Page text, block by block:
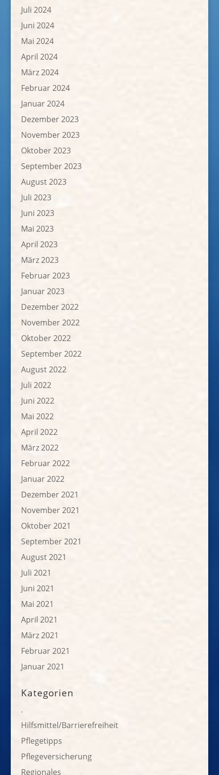
Juli 2024
Juni 2024
Mai 2024
April 2024
März 2024
Februar 2024
Januar 2024
Dezember 2023
November 2023
Oktober 2023
September 2023
August 2023
Juli 2023
Juni 2023
Mai 2023
April 2023
März 2023
Februar 2023
Januar 2023
Dezember 2022
November 2022
Oktober 2022
September 2022
August 2022
Juli 2022
Juni 2022
Mai 2022
April 2022
März 2022
Februar 2022
Januar 2022
Dezember 2021
November 2021
Oktober 2021
September 2021
August 2021
Juli 2021
Juni 2021
Mai 2021
April 2021
März 2021
Februar 2021
Januar 2021
Kategorien
.
Hilfsmittel/Barrierefreiheit
Pflegetipps
Pflegeversicherung
Regionales